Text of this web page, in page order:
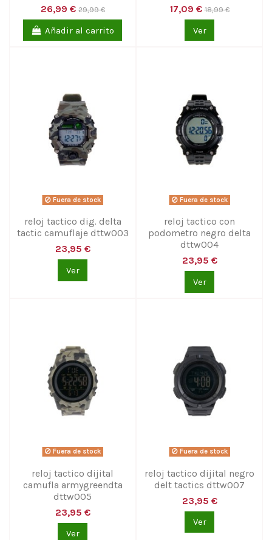
26,99 €29,99 €
Añadir al carrito
17,09 €18,99 €
Ver
Fuera de stock
reloj tactico dig. delta
tactic camuflaje dttw003
23,95 €
Ver
Fuera de stock
reloj tactico con
podometro negro delta
dttw004
23,95 €
Ver
Fuera de stock
reloj tactico dijital
camufla armygreendta
dttw005
23,95 €
Ver
Fuera de stock
reloj tactico dijital negro
delt tactics dttw007
23,95 €
Ver